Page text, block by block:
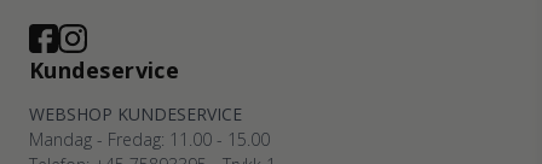
Kundeservice
WEBSHOP KUNDESERVICE
Mandag - Fredag: 11.00 - 15.00